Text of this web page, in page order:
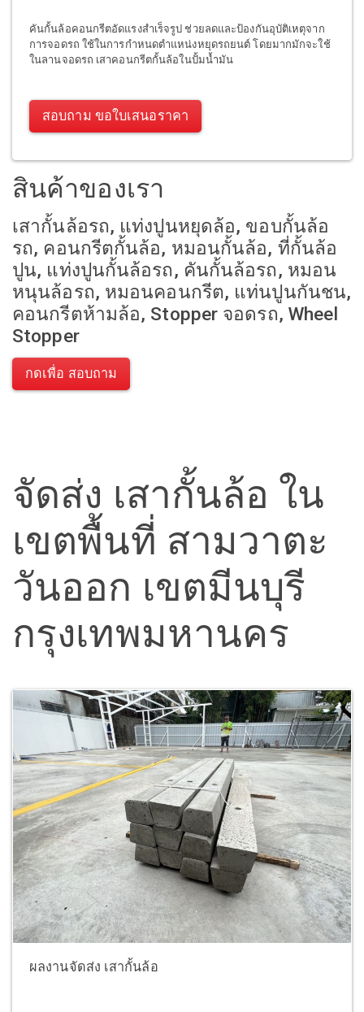
คันกั้นล้อคอนกรีตอัดแรงสำเร็จรูป ช่วยลดและป้องกันอุบัติเหตุจาก
การจอดรถ ใช้ในการกำหนดตำแหน่งหยุดรถยนต์ โดยมากมักจะใช้
ในลานจอดรถ เสาคอนกรีตกั้นล้อในปั้มน้ำมัน
สอบถาม ขอใบเสนอราคา
สินค้าของเรา
เสากั้นล้อรถ, แท่งปูนหยุดล้อ, ขอบกั้นล้อ
รถ, คอนกรีตกั้นล้อ, หมอนกั้นล้อ, ที่กั้นล้อ
ปูน, แท่งปูนกั้นล้อรถ, คันกั้นล้อรถ, หมอน
หนุนล้อรถ, หมอนคอนกรีต, แท่นปูนกันชน,
คอนกรีตห้ามล้อ, Stopper จอดรถ, Wheel
Stopper
กดเพื่อ สอบถาม
จัดส่ง เสากั้นล้อ ใน
เขตพื้นที่ สามวาตะ
วันออก เขตมีนบุรี
กรุงเทพมหานคร
ผลงานจัดส่ง เสากั้นล้อ